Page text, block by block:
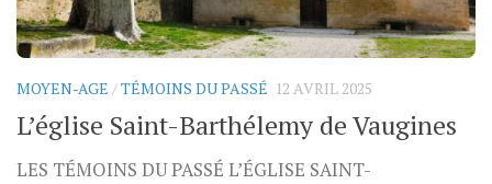
MOYEN-AGE /TÉMOINS DU PASSÉ 12 AVRIL 2025
L’église Saint-Barthélemy de Vaugines
LES TÉMOINS DU PASSÉ L’ÉGLISE SAINT-